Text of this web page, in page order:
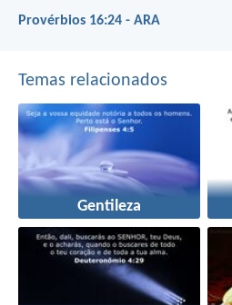
Provérbios 16:24 - ARA
Temas relacionados
Gentileza